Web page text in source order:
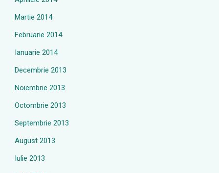
Martie 2014
Februarie 2014
Ianuarie 2014
Decembrie 2013
Noiembrie 2013
Octombrie 2013
Septembrie 2013
August 2013
Iulie 2013